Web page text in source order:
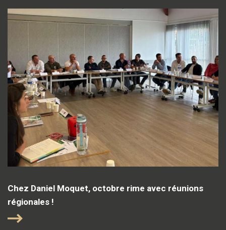
Chez Daniel Moquet, octobre rime avec réunions
régionales !